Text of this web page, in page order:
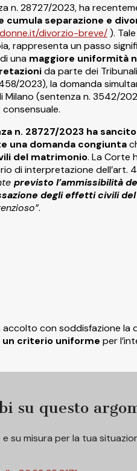
n. 28727/2023, ha
cumula separazione e
divorzio-breve/).
rappresenta un passo
una maggiore uniformità
da parte dei
2023), la domanda
(sentenza n. 3542/
n. 28727/2023 ha
una domanda congiunta
del matrimonio. La Corte
di interpretazione dell’art.
previsto l’ammissibilità
degli effetti civili
.
accolto con soddisfazione la
un criterio uniforme per
su questo
su misura per la tua